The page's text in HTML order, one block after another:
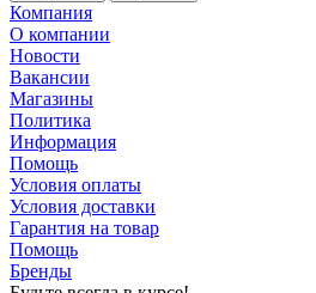
Компания
О компании
Новости
Вакансии
Магазины
Политика
Информация
Помощь
Условия оплаты
Условия доставки
Гарантия на товар
Помощь
Бренды